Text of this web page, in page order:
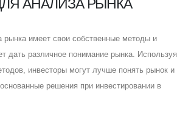
АНАЛИЗА РЫНКА
рынка имеет свои собственные методы и
дать различное понимание рынка. Используя
инвесторы могут лучше понять рынок и
решения при инвестировании в